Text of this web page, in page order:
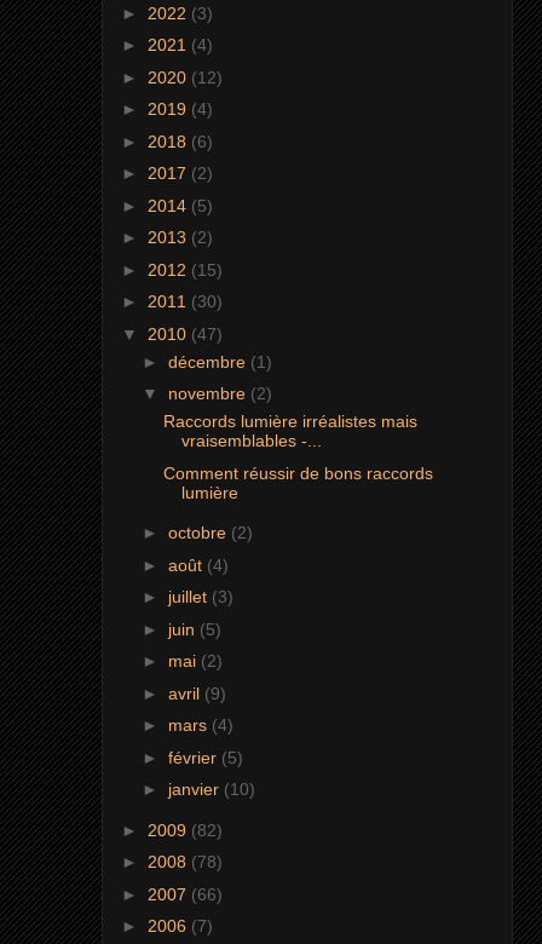
► 2022 (3)
► 2021 (4)
► 2020 (12)
► 2019 (4)
► 2018 (6)
► 2017 (2)
► 2014 (5)
► 2013 (2)
► 2012 (15)
► 2011 (30)
▼ 2010 (47)
► décembre (1)
▼ novembre (2)
Raccords lumière irréalistes mais
vraisemblables -...
Comment réussir de bons raccords
lumière
► octobre (2)
► août (4)
► juillet (3)
► juin (5)
► mai (2)
► avril (9)
► mars (4)
► février (5)
► janvier (10)
► 2009 (82)
► 2008 (78)
► 2007 (66)
► 2006 (7)